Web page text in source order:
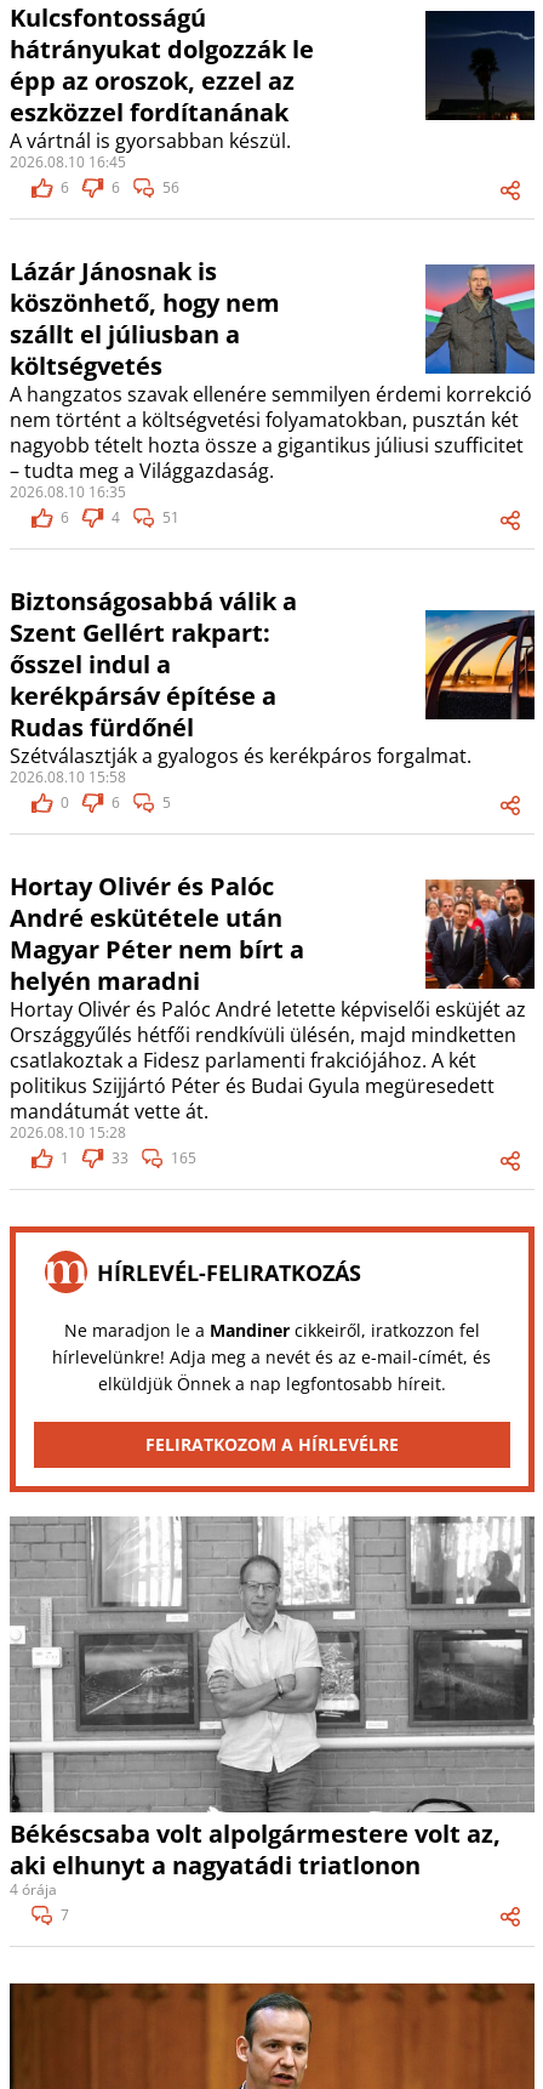
Kulcsfontosságú
hátrányukat dolgozzák le
épp az oroszok, ezzel az
eszközzel fordítanának
A vártnál is gyorsabban készül.
2026.08.10 16:45
6
6 56
Lázár Jánosnak is
köszönhető, hogy nem
szállt el júliusban a
költségvetés
A hangzatos szavak ellenére semmilyen érdemi korrekció
nem történt a költségvetési folyamatokban, pusztán két
nagyobb tételt hozta össze a gigantikus júliusi szufficitet
– tudta meg a Világgazdaság.
2026.08.10 16:35
6
4 51
Biztonságosabbá válik a
Szent Gellért rakpart:
ősszel indul a
kerékpársáv építése a
Rudas fürdőnél
Szétválasztják a gyalogos és kerékpáros forgalmat.
2026.08.10 15:58
0
6 5
Hortay Olivér és Palóc
André eskütétele után
Magyar Péter nem bírt a
helyén maradni
Hortay Olivér és Palóc André letette képviselői esküjét az
Országgyűlés hétfői rendkívüli ülésén, majd mindketten
csatlakoztak a Fidesz parlamenti frakciójához. A két
politikus Szijjártó Péter és Budai Gyula megüresedett
mandátumát vette át.
2026.08.10 15:28
1
33 165
HÍRLEVÉL-FELIRATKOZÁS
Ne maradjon le a Mandinercikkeiről, iratkozzon fel
hírlevelünkre! Adja meg a nevét és az e-mail-címét, és
elküldjük Önnek a nap legfontosabb híreit.
FELIRATKOZOM A HÍRLEVÉLRE
Békéscsaba volt alpolgármestere volt az,
aki elhunyt a nagyatádi triatlonon
4 órája
7